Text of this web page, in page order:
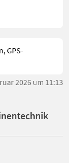
GPS-
2026 um 11:13